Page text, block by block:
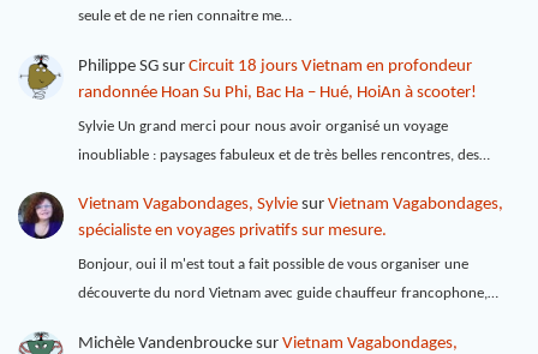
seule et de ne rien connaitre me…
Philippe SGsur Circuit 18 jours Vietnam en profondeur
randonnée Hoan Su Phi, Bac Ha – Hué, HoiAn à scooter!
Sylvie Un grand merci pour nous avoir organisé un voyage
inoubliable : paysages fabuleux et de très belles rencontres, des…
Vietnam Vagabondages, Sylviesur Vietnam Vagabondages,
spécialiste en voyages privatifs sur mesure.
Bonjour, oui il m'est tout a fait possible de vous organiser une
découverte du nord Vietnam avec guide chauffeur francophone,…
Michèle Vandenbrouckesur Vietnam Vagabondages,